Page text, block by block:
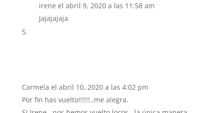
irene el abril 9, 2020 a las 11:58 am
Jajajajaja
Carmela el abril 10, 2020 a las 4:02 pm
Por fin has vuelto!!!!!!..me alegra.